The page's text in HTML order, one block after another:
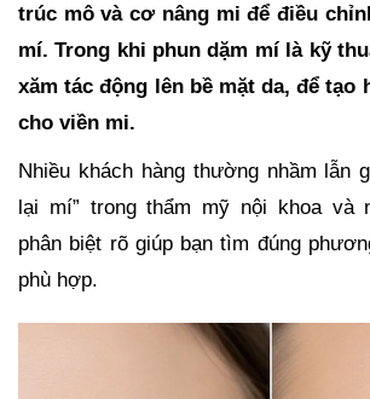
trúc mô và cơ nâng mi để điều
mí. Trong khi phun dặm mí là kỹ
xăm tác động lên bề mặt da, để tạo
cho viền mi.
Nhiều khách hàng thường nhầm lẫn
lại mí” trong thẩm mỹ nội khoa và
phân biệt rõ giúp bạn tìm đúng
phù hợp.